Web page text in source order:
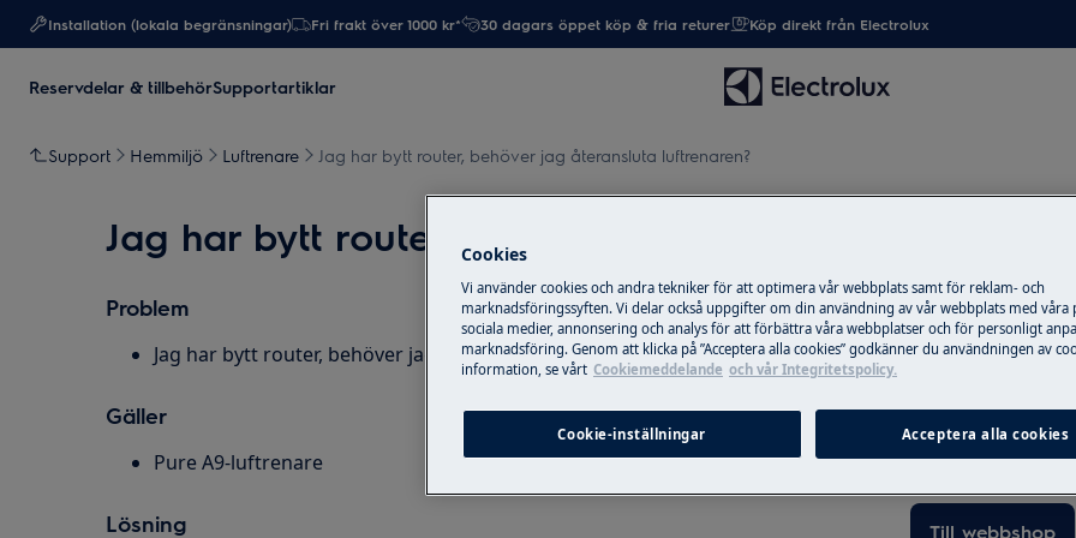
Installation (lokala begränsningar) Fri frakt över 1000 kr* 30 dagars öppet köp & fria returer Köp direkt från Electrolux
Reservdelar & tillbehörSupportartiklar
Support Hemmiljö Luftrenare Jag har bytt router, behöver jag återansluta luftrenaren?
Jag har bytt router, behöver jag återansluta
Problem
Jag har bytt router, behöver jag återansluta luftrenaren?
Gäller
Pure A9-luftrenare
Lösning
Reservdelar &
Beställ
produkt från
post snabbt och
Till webbshop
Cookies
Vi använder cookies och andra tekniker för att optimera vår webbplats samt för reklam- och
marknadsföringssyften. Vi delar också uppgifter om din användning av vår webbplats med våra
sociala medier, annonsering och analys för att förbättra våra webbplatser och för personligt
marknadsföring. Genom att klicka på ”Acceptera alla cookies” godkänner du användningen av
information, se vårt Cookiemeddelande och vår Integritetspolicy.
Cookie-inställningar Acceptera alla cookies